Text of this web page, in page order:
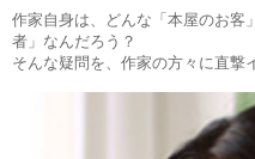
作家の読書道
作家自身は、どんな「本屋のお客
者」なんだろう？
そんな疑問を、作家の方々に直撃